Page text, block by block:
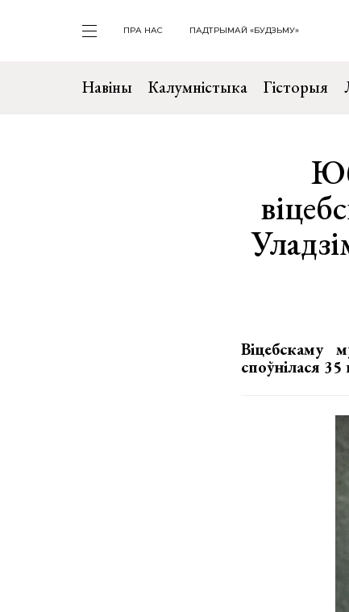
ПРА НАС ПАДТРЫМАЙ «БУДЗЬМУ»
Навіны Калумністыка Гісторыя
Віцебскаму
споўнілася 35